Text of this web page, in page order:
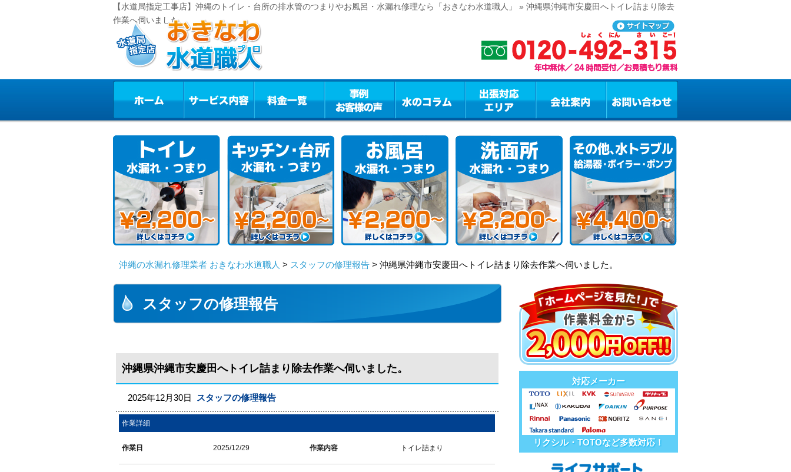
【水道局指定工事店】沖縄のトイレ・台所の排水管のつまりやお風呂・水漏れ修理なら「おきなわ水道職人」 » 沖縄県沖縄市安慶田へトイレ詰まり除去
作業へ伺いました。
沖縄の水漏れ修理業者 おきなわ水道職人 > スタッフの修理報告 > 沖縄県沖縄市安慶田へトイレ詰まり除去作業へ伺いました。
スタッフの修理報告
沖縄県沖縄市安慶田へトイレ詰まり除去作業へ伺いました。
2025年12月30日 スタッフの修理報告
作業詳細
作業日 2025/12/29 作業内容 トイレ詰まり
対応メーカー
リクシル・TOTOなど多数対応！